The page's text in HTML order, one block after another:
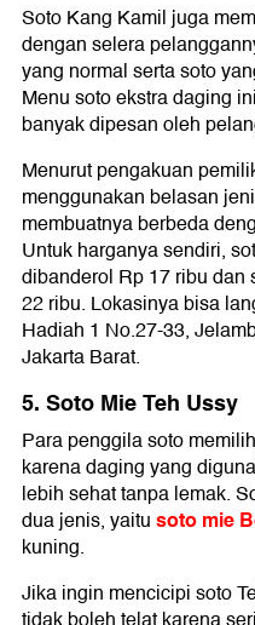
Soto Kang Kamil juga
dengan selera
yang normal serta soto
Menu soto ekstra daging
banyak dipesan oleh
Menurut pengakuan
menggunakan belasan
membuatnya berbeda
Untuk harganya sendiri,
dibanderol Rp 17 ribu dan
22 ribu. Lokasinya bisa
Hadiah 1 No.27-33,
Jakarta Barat.
5. Soto Mie Teh Ussy
Para penggila soto
karena daging yang
lebih sehat tanpa lemak.
dua jenis, yaitusoto mie
kuning.
Jika ingin mencicipi soto